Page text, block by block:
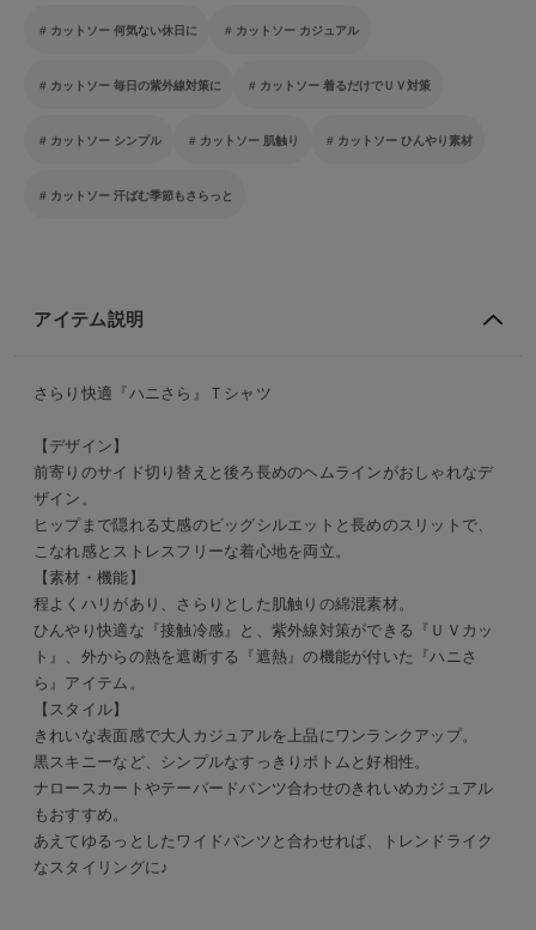
カットソー 何気ない休日に カットソー カジュアル
カットソー 毎日の紫外線対策に カットソー 着るだけでＵＶ対策
カットソー シンプル カットソー 肌触り カットソー ひんやり素材
カットソー 汗ばむ季節もさらっと
アイテム説明
さらり快適『ハニさら』Ｔシャツ
【デザイン】
前寄りのサイド切り替えと後ろ長めのヘムラインがおしゃれなデ
ザイン。
ヒップまで隠れる丈感のビッグシルエットと長めのスリットで、
こなれ感とストレスフリーな着心地を両立。
【素材・機能】
程よくハリがあり、さらりとした肌触りの綿混素材。
ひんやり快適な『接触冷感』と、紫外線対策ができる『ＵＶカッ
ト』、外からの熱を遮断する『遮熱』の機能が付いた『ハニさ
ら』アイテム。
【スタイル】
きれいな表面感で大人カジュアルを上品にワンランクアップ。
黒スキニーなど、シンプルなすっきりボトムと好相性。
ナロースカートやテーパードパンツ合わせのきれいめカジュアル
もおすすめ。
あえてゆるっとしたワイドパンツと合わせれば、トレンドライク
なスタイリングに♪